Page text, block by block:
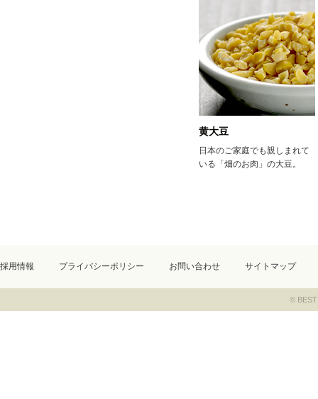
黄大豆
日本のご家庭でも親しまれて
いる「畑のお肉」の大豆。
採用情報 プライバシーポリシー お問い合わせ サイトマップ
© BEST